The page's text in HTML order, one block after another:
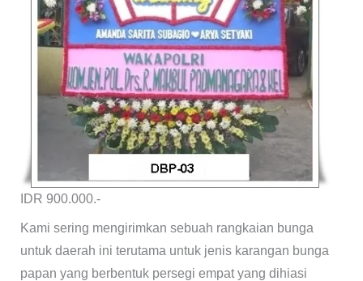
IDR 900.000.-
Kami sering mengirimkan sebuah rangkaian bunga
untuk daerah ini terutama untuk jenis karangan bunga
papan yang berbentuk persegi empat yang dihiasi